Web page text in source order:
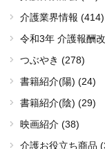
介護業界情報 (414)
令和3年 介護報酬
つぶやき (278)
書籍紹介(陽) (24)
書籍紹介(陰) (29)
映画紹介 (38)
介護お役立ち商品